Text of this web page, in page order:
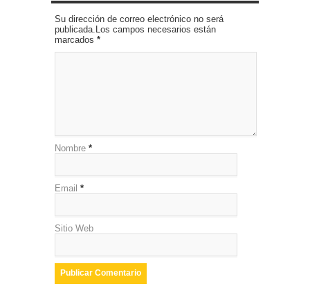
Su dirección de correo electrónico no será
publicada.Los campos necesarios están
marcados *
Nombre *
Email *
Sitio Web